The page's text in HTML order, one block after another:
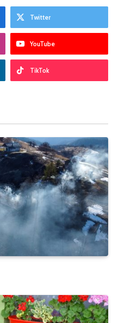
Twitter
YouTube
TikTok